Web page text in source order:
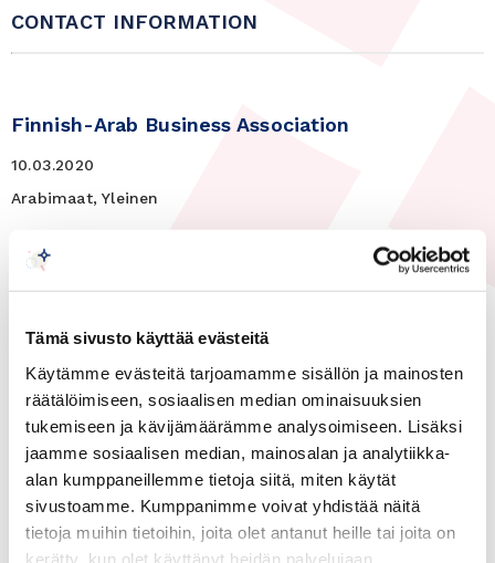
Tämä sivusto käyttää evästeitä
Käytämme evästeitä tarjoamamme sisällön ja mainosten
räätälöimiseen, sosiaalisen median ominaisuuksien
tukemiseen ja kävijämäärämme analysoimiseen. Lisäksi
jaamme sosiaalisen median, mainosalan ja analytiikka-
alan kumppaneillemme tietoja siitä, miten käytät
sivustoamme. Kumppanimme voivat yhdistää näitä
tietoja muihin tietoihin, joita olet antanut heille tai joita on
kerätty, kun olet käyttänyt heidän palvelujaan.
CONTACT INFORMATION
Finnish-Arab Business Association
10.03.2020
Arabimaat, Yleinen
UAE member afternoon at
Team Finland House on March
Time: Tuesday, March 10, 2020 at 15.30 – 17.00
Place: Team Finland House, Porkkalankatu
Helsinki
SAKY is excited to have Mr Seppo Keränen
Commercial Councellor at Business Finland in
Dubai, in Finland for a visit. We have had our